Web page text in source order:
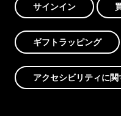
サインイン
ギフトラッピング
アクセシビリティに